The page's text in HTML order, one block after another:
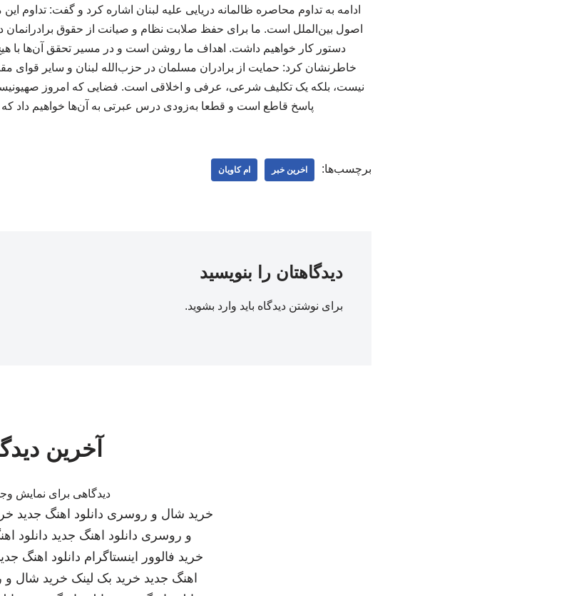
ادامه به تداوم محاصره ظالمانه دریایی علیه لبنان اشاره کرد و گفت: تداوم
اصول بین‌الملل است. ما برای حفظ صلابت نظام و صیانت از حقوق برادرانمان
دستور کار خواهیم داشت. اهداف ما روشن است و در مسیر تحقق آن‌ها با
خاطرنشان کرد: حمایت از برادران مسلمان در حزب‌الله لبنان و سایر قوای
نیست، بلکه یک تکلیف شرعی، عرفی و اخلاقی است. فضایی که امروز
پاسخ قاطع است و قطعا به‌زودی درس عبرتی به آن‌ها خواهیم داد که در
برچسب‌ها: اخرین خبر ام کاویان
دیدگاهتان را بنویسید
برای نوشتن دیدگاه باید وارد بشوید.
آخرین
دیدگاهی برای نمایش
خرید شال و روسری دانلود اهنگ جدید
و روسری دانلود اهنگ جدید دانلود
خرید فالوور اینستاگرام دانلود اهنگ
اهنگ جدید خرید بک لینک خرید شال